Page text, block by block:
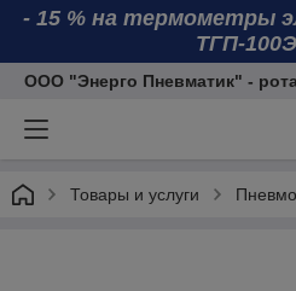
- 15 % на термометры
ТГП-
ООО "Энерго Пневматик" -
Товары и услуги